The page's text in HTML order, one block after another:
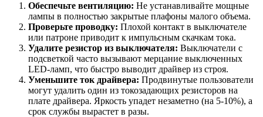
Обеспечьте вентиляцию: Не устанавливайте мощные
лампы в полностью закрытые плафоны малого объема.
Проверьте проводку: Плохой контакт в выключателе
или патроне приводит к импульсным скачкам тока.
Удалите резистор из выключателя: Выключатели с
подсветкой часто вызывают мерцание выключенных
LED-ламп, что быстро выводит драйвер из строя.
Уменьшите ток драйвера: Продвинутые пользователи
могут удалить один из токозадающих резисторов на
плате драйвера. Яркость упадет незаметно (на 5-10%), а
срок службы вырастет в разы.